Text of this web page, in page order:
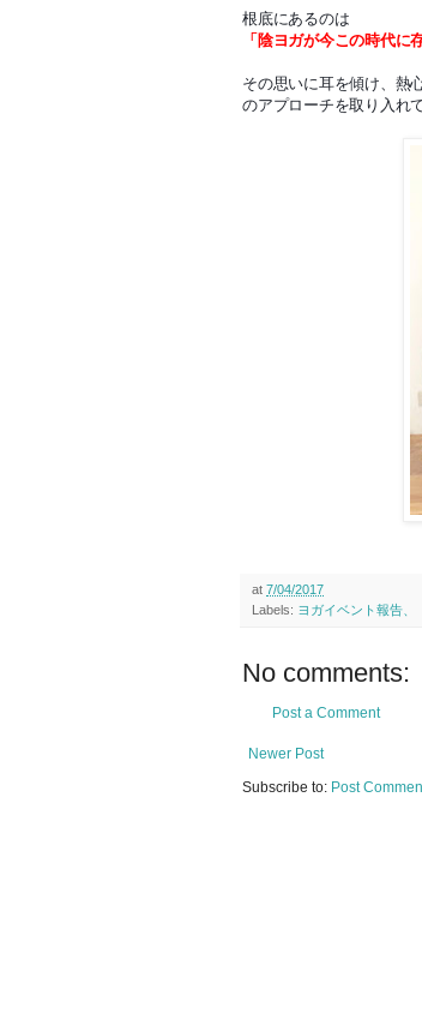
根底にあるのは
「陰ヨガが今この時代に
その思いに耳を傾け、熱
のアプローチを取り入れ
at 7/04/2017
Labels: ヨガイベント報告、
No comments:
Post a Comment
Newer Post
Subscribe to: Post